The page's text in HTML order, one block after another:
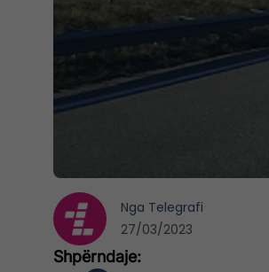
Nga Telegrafi
27/03/2023